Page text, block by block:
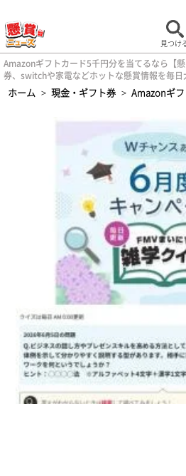
見つけ
Amazonギフトカード5千円分を当てるなら【
券、switchや家電などホットな懸賞情報を毎日
ホーム > 現金・ギフト券 > Amazonギ